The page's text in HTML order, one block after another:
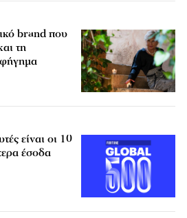
brand που
τη
είναι οι 10
έσοδα